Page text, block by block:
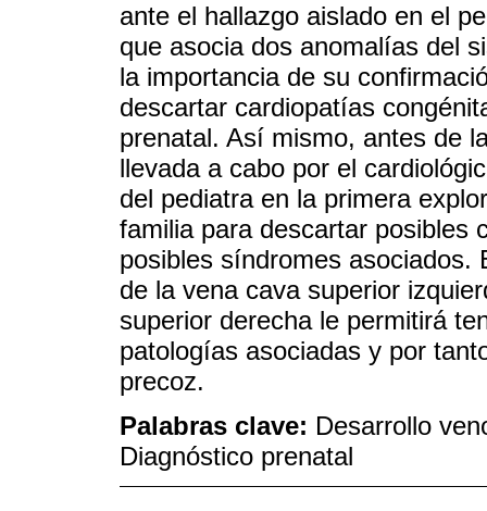
ante el hallazgo aislado en el
que asocia dos anomalías del
la importancia de su
descartar cardiopatías
prenatal. Así mismo, antes de
llevada a cabo por el
del pediatra en la primera
familia para descartar posibles
posibles síndromes asociados.
de la vena cava superior
superior derecha le permitirá
patologías asociadas y por
precoz.
Palabras clave: Desarrollo
Diagnóstico prenatal